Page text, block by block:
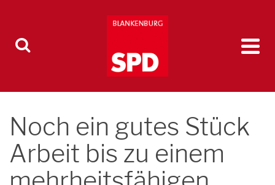
Noch ein gutes Stück
Arbeit bis zu einem